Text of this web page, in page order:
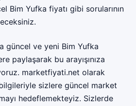
Bim Yufka fiyatı gibi sorularının
güncel ve yeni Bim Yufka
paylaşarak bu arayışınıza
marketfiyati.net olarak
sizlere güncel market
hedeflemekteyiz. Sizlerde